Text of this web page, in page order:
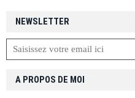
NEWSLETTER
A PROPOS DE MOI